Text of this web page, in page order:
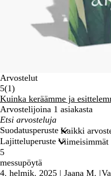
Arvostelut
5(11
arvostelua
)
Kuinka keräämme ja
Arvostelijoina 1 asiakasta
Omat
hakusyötteet
Suodatusperuste
Lajitteluperuste
5
messupöytä
4. helmik. 2025 | Jaana M. |